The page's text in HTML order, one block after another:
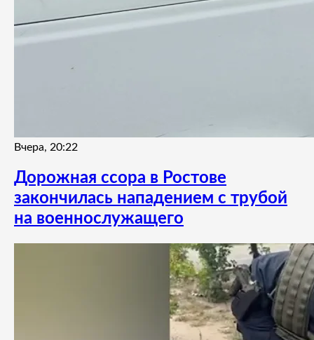
Вчера, 20:22
Дорожная ссора в Ростове
закончилась нападением с трубой
на военнослужащего